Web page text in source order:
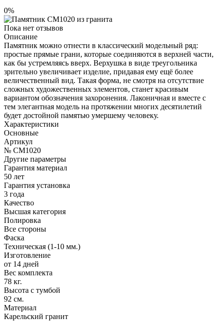
0%
Пока нет отзывов
Описание
Памятник можно отнести в классический модельный ряд:
простые прямые грани, которые соединяются в верхней части,
как бы устремляясь вверх. Верхушка в виде треугольника
зрительно увеличивает изделие, придавая ему ещё более
величественный вид. Такая форма, не смотря на отсутствие
сложных художественных элементов, станет красивым
вариантом обозначения захоронения. Лаконичная и вместе с
тем элегантная модель на протяжении многих десятилетий
будет достойной памятью умершему человеку.
Характеристики
Основные
Артикул
№ CM1020
Другие параметры
Гарантия материал
50 лет
Гарантия установка
3 года
Качество
Высшая категория
Полировка
Все стороны
Фаска
Техническая (1-10 мм.)
Изготовление
от 14 дней
Вес комплекта
78 кг.
Высота с тумбой
92 см.
Материал
Карельский гранит